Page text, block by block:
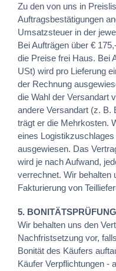
Zu den von uns in
Auftragsbestätigungen
Umsatzsteuer in der
Bei Aufträgen über €
die Preise frei Haus. Bei
USt) wird pro Lieferung
der Rechnung
die Wahl der Versandart
andere Versandart (z. B.
trägt er die Mehrkosten.
eines
ausgewiesen. Das
wird je nach Aufwand,
verrechnet. Wir behalten
Fakturierung von
5.
Wir behalten uns den
Nachfristsetzung vor,
Bonität des Käufers
Käufer Verpflichtungen -